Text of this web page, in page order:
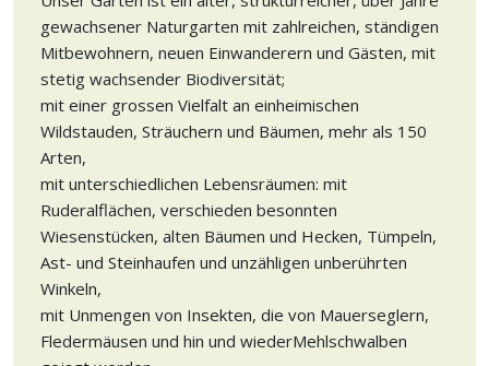
gewachsener Naturgarten mit zahlreichen, ständigen
Mitbewohnern, neuen Einwanderern und Gästen, mit
stetig wachsender Biodiversität;
mit einer grossen Vielfalt an einheimischen
Wildstauden, Sträuchern und Bäumen, mehr als 150
Arten,
mit unterschiedlichen Lebensräumen: mit
Ruderalflächen, verschieden besonnten
Wiesenstücken, alten Bäumen und Hecken, Tümpeln,
Ast- und Steinhaufen und unzähligen unberührten
Winkeln,
mit Unmengen von Insekten, die von Mauerseglern,
Fledermäusen und hin und wiederMehlschwalben